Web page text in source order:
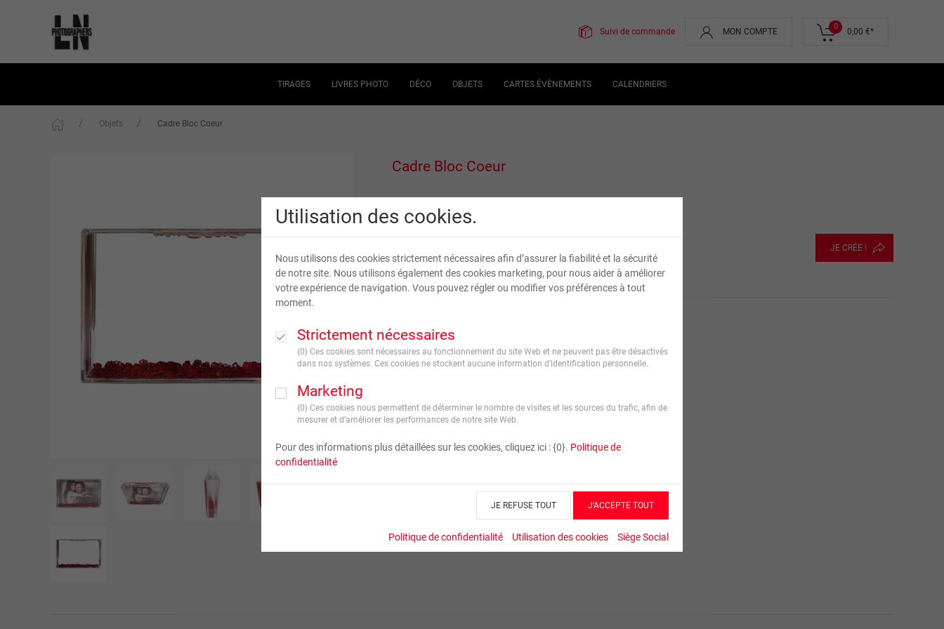
Utilisation des cookies.
Nous utilisons des cookies strictement nécessaires afin d’assurer la fiabilité et la sécurité
de notre site. Nous utilisons également des cookies marketing, pour nous aider à améliorer
votre expérience de navigation. Vous pouvez régler ou modifier vos préférences à tout
moment.
Strictement nécessaires
{0} Ces cookies sont nécessaires au fonctionnement du site Web et ne peuvent pas être désactivés
dans nos systèmes. Ces cookies ne stockent aucune information d’identification personnelle.
Marketing
{0} Ces cookies nous permettent de déterminer le nombre de visites et les sources du trafic, afin de
mesurer et d’améliorer les performances de notre site Web.
Pour des informations plus détaillées sur les cookies, cliquez ici : {0}. Politique de
confidentialité
JE REFUSE TOUT J’ACCEPTE TOUT
Politique de confidentialité Utilisation des cookies Siège Social
Suivi de commande MON COMPTE
0
0,00 €*
TIRAGES LIVRES PHOTO DÉCO OBJETS CARTES ÉVÈNEMENTS CALENDRIERS
Objets Cadre Bloc Coeur
Cadre Bloc Coeur
25,10€
TVA incluse JE CRÉE !
jour(s) ouvré(s)